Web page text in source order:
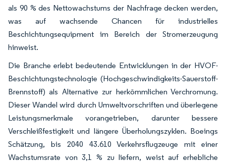
als 90 % des Nettowachstums der Nachfrage decken werden,
was auf wachsende Chancen für industrielles
Beschichtungsequipment im Bereich der Stromerzeugung
hinweist.
Die Branche erlebt bedeutende Entwicklungen in der HVOF-
Beschichtungstechnologie (Hochgeschwindigkeits-Sauerstoff-
Brennstoff) als Alternative zur herkömmlichen Verchromung.
Dieser Wandel wird durch Umweltvorschriften und überlegene
Leistungsmerkmale vorangetrieben, darunter bessere
Verschleißfestigkeit und längere Überholungszyklen. Boeings
Schätzung, bis 2040 43.610 Verkehrsflugzeuge mit einer
Wachstumsrate von 3,1 % zu liefern, weist auf erhebliche